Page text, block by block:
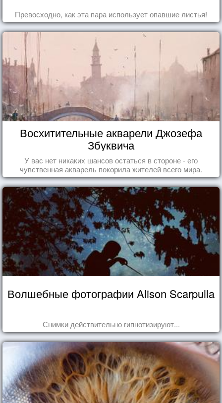
Превосходно, как эта пара использует опавшие листья!
Восхитительные акварели Джозефа
Збуквича
У вас нет никаких шансов остаться в стороне - его
чувственная акварель покорила жителей всего мира.
Волшебные фотографии Alison Scarpulla
Снимки действительно гипнотизируют...